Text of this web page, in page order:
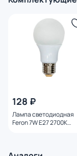
128 ₽
Лампа светодиодная
Feron 7W E27 2700K